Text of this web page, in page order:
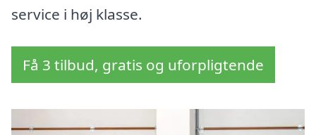
service i høj klasse.
Få 3 tilbud, gratis og uforpligtende